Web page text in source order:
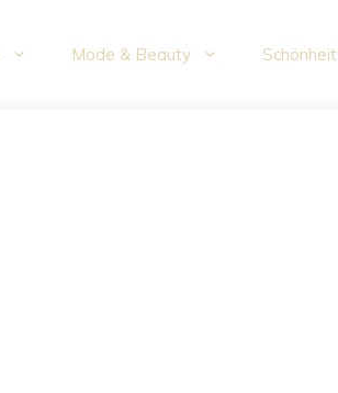
Mode & Beauty Schönheit